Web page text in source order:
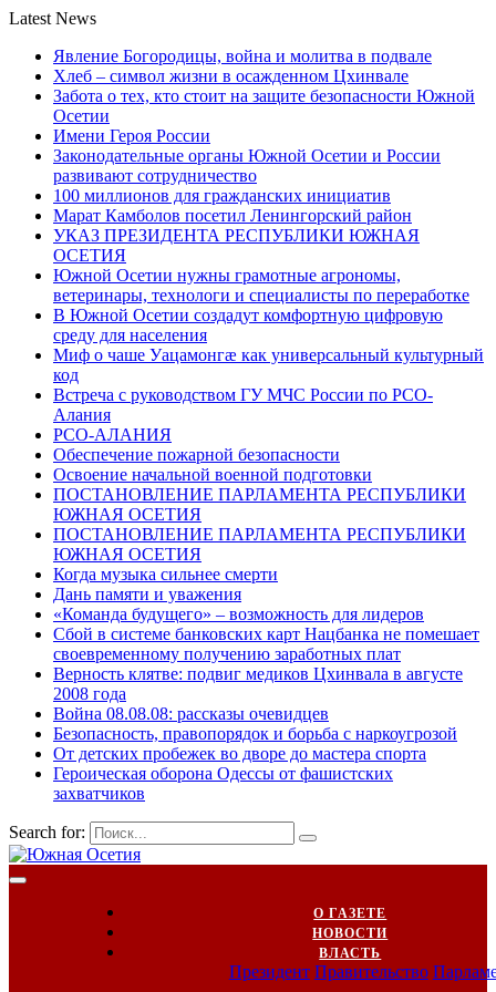
Latest News
Явление Богородицы, война и молитва в подвале
Хлеб – символ жизни в осажденном Цхинвале
Забота о тех, кто стоит на защите безопасности Южной
Осетии
Имени Героя России
Законодательные органы Южной Осетии и России
развивают сотрудничество
100 миллионов для гражданских инициатив
Марат Камболов посетил Ленингорский район
УКАЗ ПРЕЗИДЕНТА РЕСПУБЛИКИ ЮЖНАЯ
ОСЕТИЯ
Южной Осетии нужны грамотные агрономы,
ветеринары, технологи и специалисты по переработке
В Южной Осетии создадут комфортную цифровую
среду для населения
Миф о чаше Уацамонгæ как универсальный культурный
код
Встреча с руководством ГУ МЧС России по РСО-
Алания
РСО-АЛАНИЯ
Обеспечение пожарной безопасности
Освоение начальной военной подготовки
ПОСТАНОВЛЕНИЕ ПАРЛАМЕНТА РЕСПУБЛИКИ
ЮЖНАЯ ОСЕТИЯ
ПОСТАНОВЛЕНИЕ ПАРЛАМЕНТА РЕСПУБЛИКИ
ЮЖНАЯ ОСЕТИЯ
Когда музыка сильнее смерти
Дань памяти и уважения
«Команда будущего» – возможность для лидеров
Сбой в системе банковских карт Нацбанка не помешает
своевременному получению заработных плат
Верность клятве: подвиг медиков Цхинвала в августе
2008 года
Война 08.08.08: рассказы очевидцев
Безопасность, правопорядок и борьба с наркоугрозой
От детских пробежек во дворе до мастера спорта
Героическая оборона Одессы от фашистских
захватчиков
Search for:
О ГАЗЕТЕ
НОВОСТИ
ВЛАСТЬ
Президент Правительство